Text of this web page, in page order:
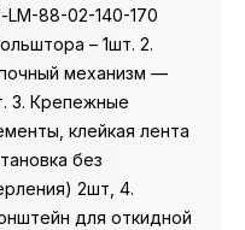
88-02-140-170
– 1шт. 2.
механизм —
3. Крепежные
клейкая лента
без
2шт, 4.
для откидной